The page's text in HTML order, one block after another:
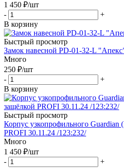
1 450 ₽/шт
-
+
В корзину
Быстрый просмотр
Замок навесной PD-01-32-L
Много
250 ₽/шт
-
+
В корзину
Быстрый просмотр
Корпус узкопрофильного Guardian
PROFI 30.11.24 /123:232/
Много
1 450 ₽/шт
-
+